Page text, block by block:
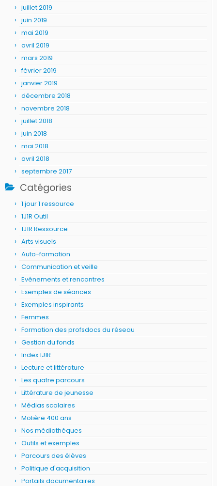
juillet 2019
juin 2019
mai 2019
avril 2019
mars 2019
février 2019
janvier 2019
décembre 2018
novembre 2018
juillet 2018
juin 2018
mai 2018
avril 2018
septembre 2017
Catégories
1 jour 1 ressource
1J1R Outil
1J1R Ressource
Arts visuels
Auto-formation
Communication et veille
Evénements et rencontres
Exemples de séances
Exemples inspirants
Femmes
Formation des profsdocs du réseau
Gestion du fonds
Index 1J1R
Lecture et littérature
Les quatre parcours
Littérature de jeunesse
Médias scolaires
Molière 400 ans
Nos médiathèques
Outils et exemples
Parcours des élèves
Politique d'acquisition
Portails documentaires